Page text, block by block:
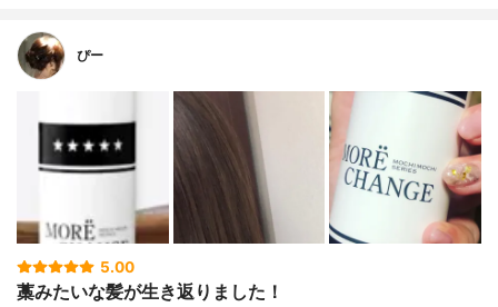
ぴー
5.00
藁みたいな髪が生き返りました！